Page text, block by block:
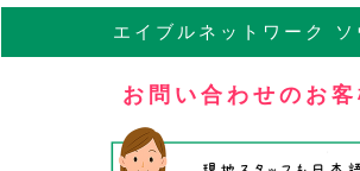
エイブル ネットワーク ソ
お問い合わせのお客